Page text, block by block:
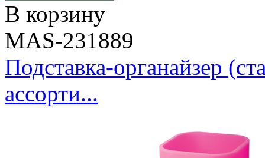
В корзину
MAS-231889
Подставка-органайзер
ассорти...